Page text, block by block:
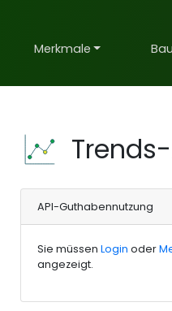
Merkmale
API-Guthabennutzung
Sie müssen Login oder
angezeigt.